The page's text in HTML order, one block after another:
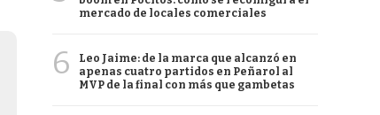
mercado de locales comerciales
6
Leo Jaime: de la marca que alcanzó en
apenas cuatro partidos en Peñarol al
MVP de la final con más que gambetas